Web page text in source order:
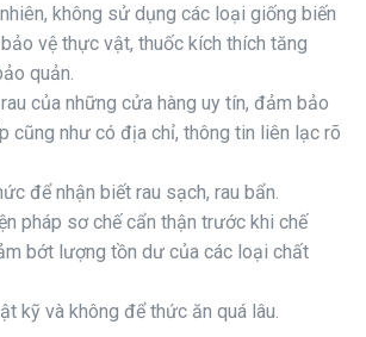
không sử dụng các loại giống biến
vệ thực vật, thuốc kích thích tăng
quản.
của những cửa hàng uy tín, đảm bảo
cũng như có địa chỉ, thông tin liên lạc rõ
để nhận biết rau sạch, rau bẩn.
pháp sơ chế cẩn thận trước khi chế
bớt lượng tồn dư của các loại chất
kỹ và không để thức ăn quá lâu.